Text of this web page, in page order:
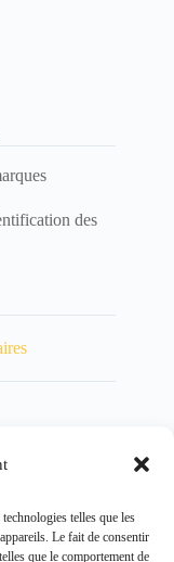
telles que les
Le fait de consentir
que le comportement de
des
SAS